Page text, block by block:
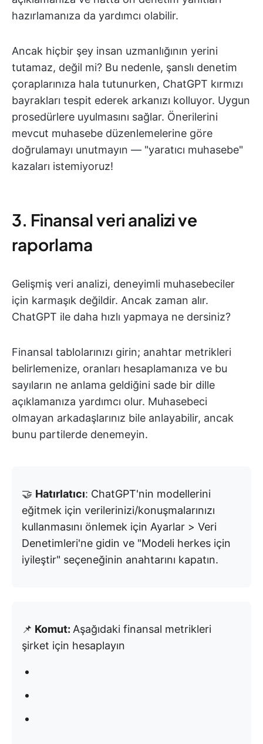
hazırlamanıza da yardımcı olabilir.
Ancak hiçbir şey insan uzmanlığının yerini
tutamaz, değil mi? Bu nedenle, şanslı denetim
çoraplarınıza hala tutunurken, ChatGPT kırmızı
bayrakları tespit ederek arkanızı kolluyor. Uygun
prosedürlere uyulmasını sağlar. Önerilerini
mevcut muhasebe düzenlemelerine göre
doğrulamayı unutmayın — "yaratıcı muhasebe"
kazaları istemiyoruz!
3. Finansal veri analizi ve
raporlama
Gelişmiş veri analizi, deneyimli muhasebeciler
için karmaşık değildir. Ancak zaman alır.
ChatGPT ile daha hızlı yapmaya ne dersiniz?
Finansal tablolarınızı girin; anahtar metrikleri
belirlemenize, oranları hesaplamanıza ve bu
sayıların ne anlama geldiğini sade bir dille
açıklamanıza yardımcı olur. Muhasebeci
olmayan arkadaşlarınız bile anlayabilir, ancak
bunu partilerde denemeyin.
🤝 Hatırlatıcı: ChatGPT'nin modellerini
eğitmek için verilerinizi/konuşmalarınızı
kullanmasını önlemek için Ayarlar > Veri
Denetimleri'ne gidin ve "Modeli herkes için
iyileştir" seçeneğinin anahtarını kapatın.
📌 Komut: Aşağıdaki finansal metrikleri
şirket için hesaplayın